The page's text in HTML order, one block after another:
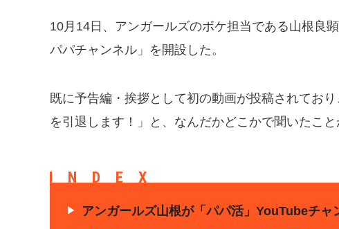
10月14日、アンガールズのボケ担当である山根良
パパチャンネル」を開設した。
既に予告編・挨拶として初の動画が投稿されてお
を引退します！」と、なんだかどこかで聞いたこ
INDEX
アンガールズ山根が「パパ活」YouTubeチャ